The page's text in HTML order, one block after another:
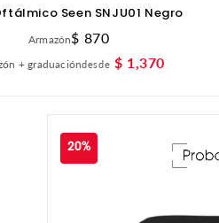
Seen SNJU01 Negro
ArmazónPrecio
habitual
$ 870
+ graduacióndesde $ 1,370
20%